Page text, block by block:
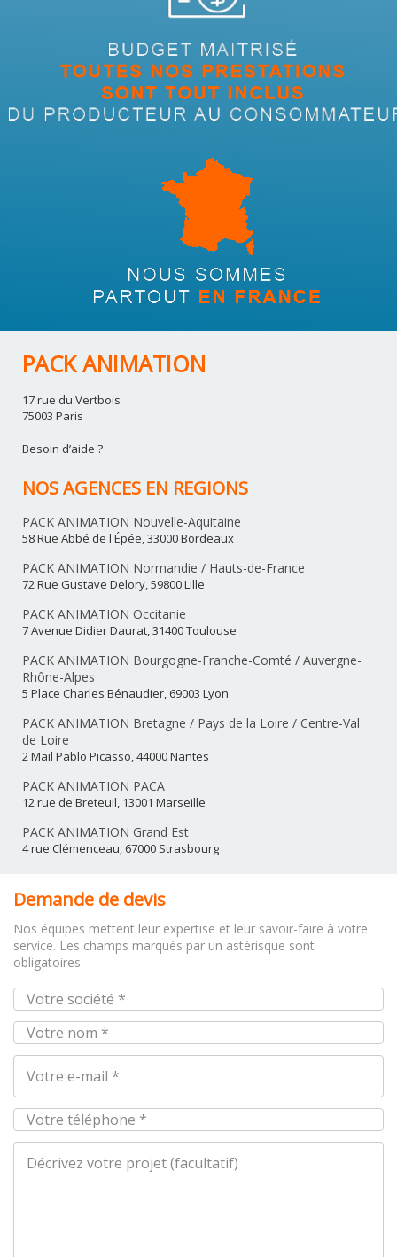
PACK ANIMATION
17 rue du Vertbois
75003 Paris
Besoin d’aide ?
NOS AGENCES EN REGIONS
PACK ANIMATION Nouvelle-Aquitaine
58 Rue Abbé de l'Épée, 33000 Bordeaux
PACK ANIMATION Normandie / Hauts-de-France
72 Rue Gustave Delory, 59800 Lille
PACK ANIMATION Occitanie
7 Avenue Didier Daurat, 31400 Toulouse
PACK ANIMATION Bourgogne-Franche-Comté / Auvergne-
Rhône-Alpes
5 Place Charles Bénaudier, 69003 Lyon
PACK ANIMATION Bretagne / Pays de la Loire / Centre-Val
de Loire
2 Mail Pablo Picasso, 44000 Nantes
PACK ANIMATION PACA
12 rue de Breteuil, 13001 Marseille
PACK ANIMATION Grand Est
4 rue Clémenceau, 67000 Strasbourg
Demande de devis
Nos équipes mettent leur expertise et leur savoir-faire à votre
service. Les champs marqués par un astérisque sont
obligatoires.